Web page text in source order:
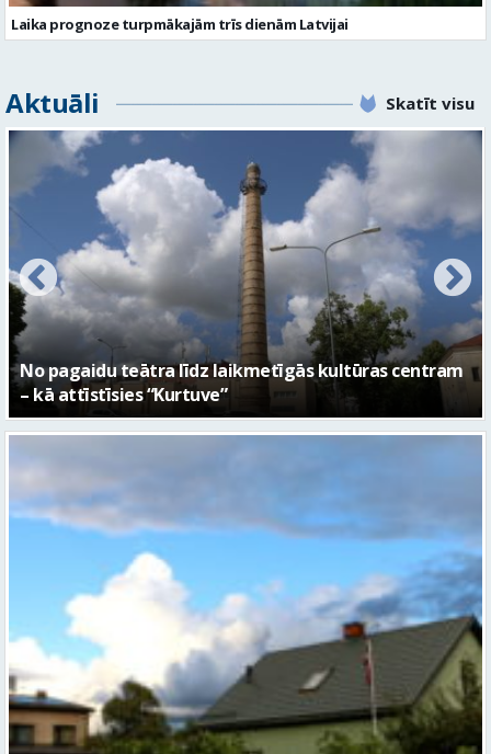
Laika prognoze turpmākajām trīs dienām Latvijai
Aktuāli Skatīt visu
No pagaidu teātra līdz laikmetīgās kultūras centram
– kā attīstīsies “Kurtuve”